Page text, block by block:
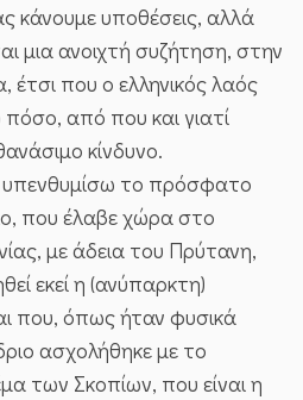
κάνουμε υποθέσεις, αλλά
μια ανοιχτή συζήτηση, στην
που ο ελληνικός λαός
από που και γιατί
κίνδυνο.
υπενθυμίσω το πρόσφατο
που έλαβε χώρα στο
με άδεια του Πρύτανη,
εκεί η (ανύπαρκτη)
που, όπως ήταν φυσικά
ασχολήθηκε με το
των Σκοπίων, που είναι η